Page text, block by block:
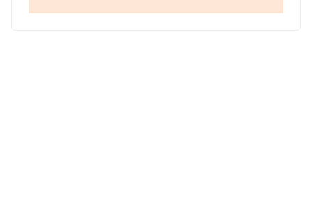
2004 de hasta 1.345 millones de euros. Como